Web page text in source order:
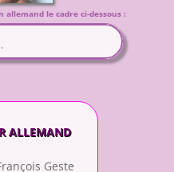
le cadre ci-dessous :
ALLEMAND
Geste